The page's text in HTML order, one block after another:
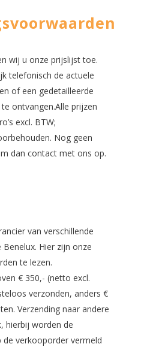
wij u onze prijslijst toe.
telefonisch de actuele
of een gedetailleerde
ontvangen.Alle prijzen
excl. BTW;
Nog geen
dan contact met ons op.
van verschillende
Hier zijn onze
te lezen.
€ 350,- (netto excl.
verzonden, anders €
Verzending naar andere
hierbij worden de
de verkooporder vermeld